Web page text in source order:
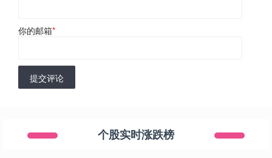
你的邮箱*
提交评论
个股实时涨跌榜